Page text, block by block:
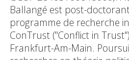
Ballangé est post-
programme de recherche
ConTrust ("Conflict in
Frankfurt-Am-Main.